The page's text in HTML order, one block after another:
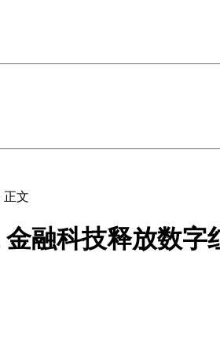
正文
融科技释放数字